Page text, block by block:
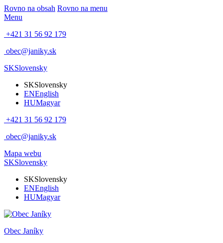
Rovno na obsah Rovno na menu
Menu
+421 31 56 92 179
obec@janiky.sk
SKSlovensky
SKSlovensky
ENEnglish
HUMagyar
+421 31 56 92 179
obec@janiky.sk
Mapa webu
SKSlovensky
SKSlovensky
ENEnglish
HUMagyar
Obec Janíky